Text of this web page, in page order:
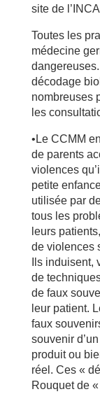
site de
Toutes les
médecine
décodage
nombreuses
les
•Le CCMM
de parents
violences
petite
utilisée par
tous les
leurs
de violences
Ils
de
de faux
leur patient.
faux
souvenir
produit ou
réel. Ces «
Rouquet de